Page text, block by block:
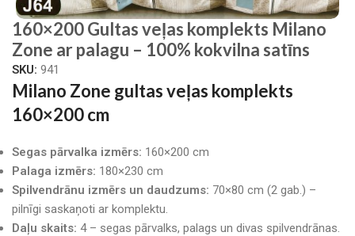
160×200 Gultas veļas komplekts Milano
Zone ar palagu – 100% kokvilna satīns
SKU: 941
Milano Zone gultas veļas komplekts
160×200 cm
Segas pārvalka izmērs: 160×200 cm
Palaga izmērs: 180×230 cm
Spilvendrānu izmērs un daudzums: 70×80 cm (2 gab.) –
pilnīgi saskaņoti ar komplektu.
Daļu skaits: 4 – segas pārvalks, palags un divas spilvendrānas.